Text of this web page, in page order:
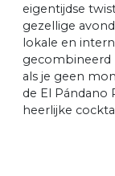
eigentijdse
gezellige
lokale en
gecombineerd
als je geen
de El Pándano
heerlijke